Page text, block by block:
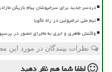
دردسر جدید برای سرخپوشان پیام بازیکن
تیم ملی ترامپولین در راه ناگویا
واکنش طاهری و ایری به ماجرای حضور در
نظرات بینندگان در مورد این
لطفا شما همنظر دهید